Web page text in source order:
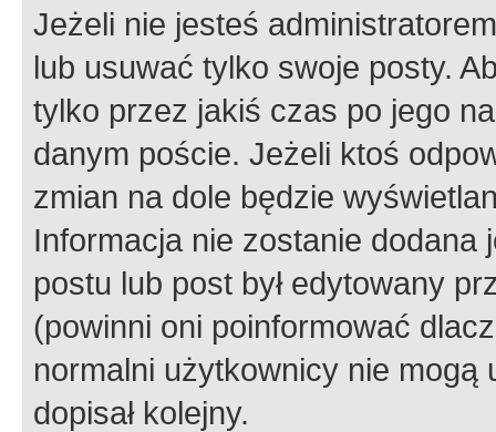
Jeżeli nie jesteś
lub usuwać tylko swoje posty.
tylko przez jakiś czas po jego
danym poście. Jeżeli ktoś
zmian na dole będzie
Informacja nie zostanie dodana
postu lub post był edytowany
(powinni oni poinformować
normalni użytkownicy nie
dopisał kolejny.